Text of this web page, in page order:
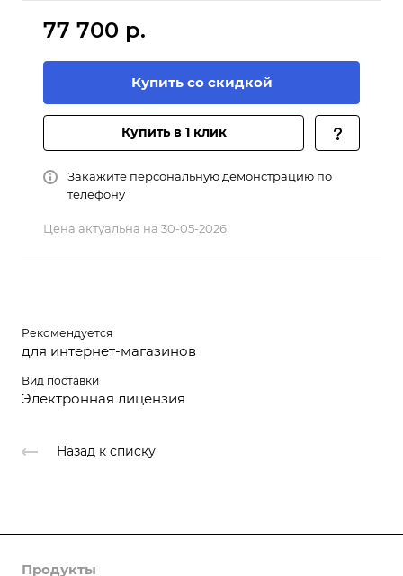
77 700 р.
Купить со скидкой
Купить в 1 клик
Закажите персональную демонстрацию по
телефону
Цена актуальна на 30-05-2026
Рекомендуется
для интернет-магазинов
Вид поставки
Электронная лицензия
Назад к списку
Продукты